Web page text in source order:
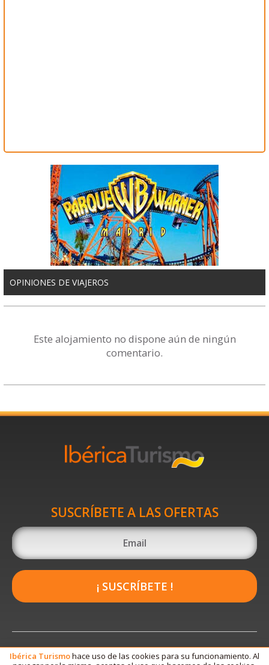
OPINIONES DE VIAJEROS
Este alojamiento no dispone aún de ningún
comentario.
SUSCRÍBETE A LAS OFERTAS
¡ SUSCRÍBETE !
Ibérica Turismohace uso de las cookies para su funcionamiento. Al